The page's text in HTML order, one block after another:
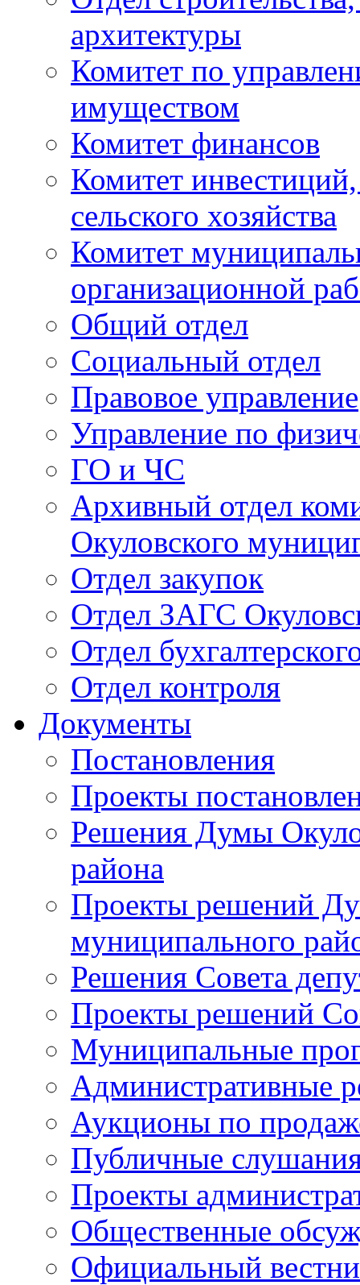
архитектуры
Комитет по
имуществом
Комитет финансов
Комитет
сельского хозяйства
Комитет
организационной
Общий отдел
Социальный отдел
Правовое управление
Управление по
ГО и ЧС
Архивный отдел
Окуловского
Отдел закупок
Отдел ЗАГС
Отдел
Отдел контроля
Документы
Постановления
Проекты
Решения Думы
района
Проекты решений
муниципального
Решения Совета
Проекты решений
Муниципальные
Административные
Аукционы по
Публичные
Проекты
Общественные
Официальный